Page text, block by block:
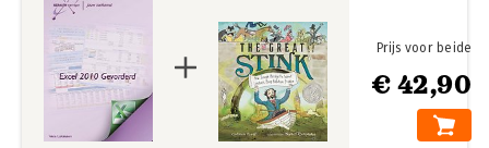
€ 42,90
Prijs voor beide